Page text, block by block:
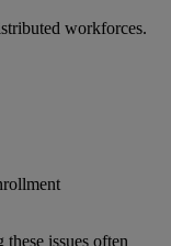
workforces.
issues often